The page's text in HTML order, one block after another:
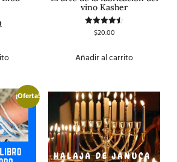
vino Kasher
Valorado
$20.00
Añadir al carrito
¡Oferta!